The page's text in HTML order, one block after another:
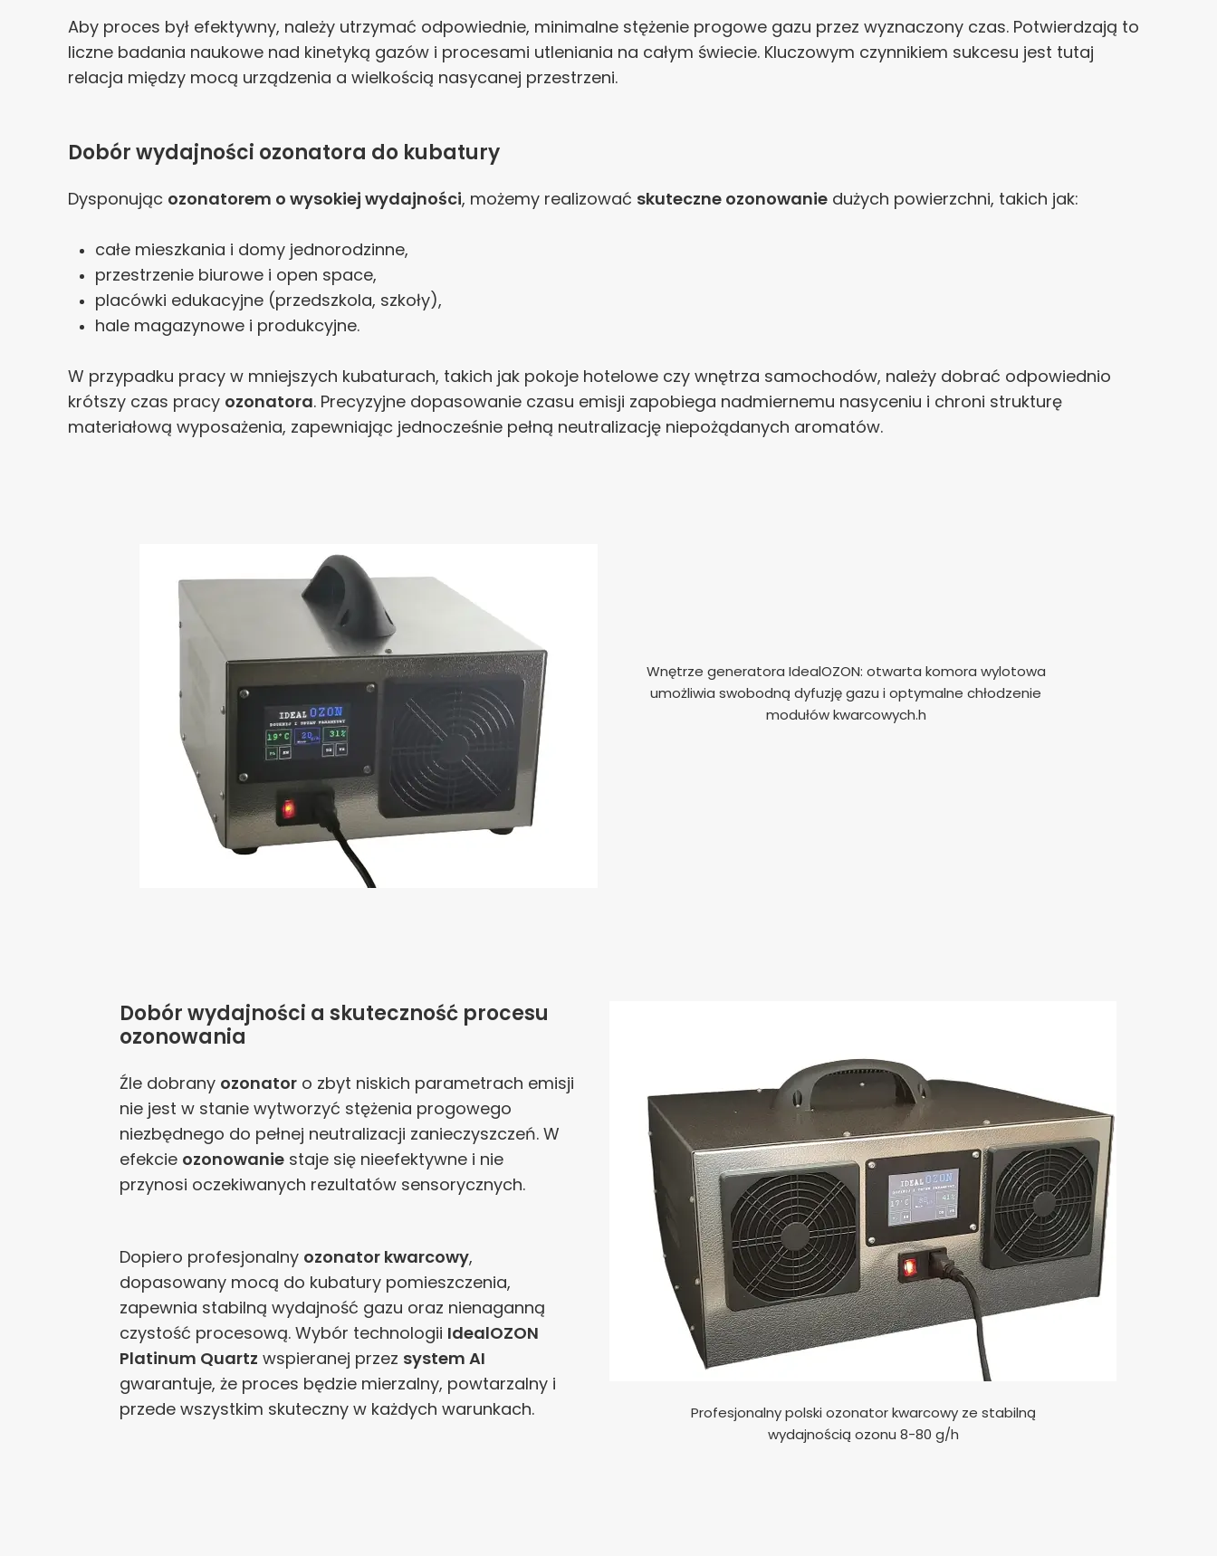
Aby proces był efektywny, należy utrzymać odpowiednie, minimalne stężenie progowe gazu przez wyznaczony czas. Potwierdzają to
liczne badania naukowe nad kinetyką gazów i procesami utleniania na całym świecie. Kluczowym czynnikiem sukcesu jest tutaj
relacja między mocą urządzenia a wielkością nasycanej przestrzeni.
Dobór wydajności ozonatora do kubatury
Dysponując ozonatorem o wysokiej wydajności, możemy realizować skuteczne ozonowanie dużych powierzchni, takich jak:
całe mieszkania i domy jednorodzinne,
przestrzenie biurowe i open space,
placówki edukacyjne (przedszkola, szkoły),
hale magazynowe i produkcyjne.
W przypadku pracy w mniejszych kubaturach, takich jak pokoje hotelowe czy wnętrza samochodów, należy dobrać odpowiednio
krótszy czas pracy ozonatora. Precyzyjne dopasowanie czasu emisji zapobiega nadmiernemu nasyceniu i chroni strukturę
materiałową wyposażenia, zapewniając jednocześnie pełną neutralizację niepożądanych aromatów.
Wnętrze generatora IdealOZON: otwarta komora wylotowa
umożliwia swobodną dyfuzję gazu i optymalne chłodzenie
modułów kwarcowych.h
Profesjonalny polski ozonator kwarcowy ze stabilną
wydajnością ozonu 8-80 g/h
Dobór wydajności a skuteczność procesu
ozonowania
Źle dobrany ozonator o zbyt niskich parametrach emisji
nie jest w stanie wytworzyć stężenia progowego
niezbędnego do pełnej neutralizacji zanieczyszczeń. W
efekcie ozonowanie staje się nieefektywne i nie
przynosi oczekiwanych rezultatów sensorycznych.
Dopiero profesjonalny ozonator kwarcowy,
dopasowany mocą do kubatury pomieszczenia,
zapewnia stabilną wydajność gazu oraz nienaganną
czystość procesową. Wybór technologii IdealOZON
Platinum Quartz wspieranej przez system AI
gwarantuje, że proces będzie mierzalny, powtarzalny i
przede wszystkim skuteczny w każdych warunkach.